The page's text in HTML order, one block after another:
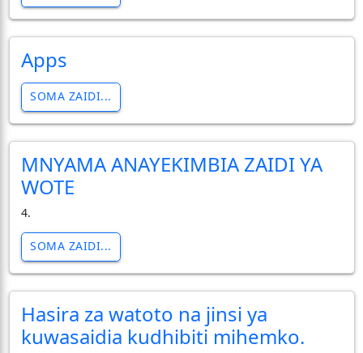
Apps
SOMA ZAIDI...
MNYAMA ANAYEKIMBIA ZAIDI YA
WOTE
4.
SOMA ZAIDI...
Hasira za watoto na jinsi ya
kuwasaidia kudhibiti mihemko.